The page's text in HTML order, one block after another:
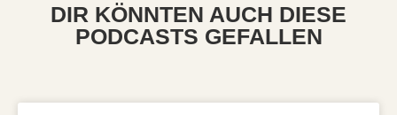
DIR KÖNNTEN AUCH DIESE
PODCASTS GEFALLEN